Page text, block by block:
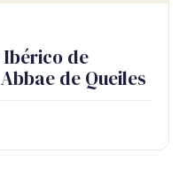
de
de Queiles